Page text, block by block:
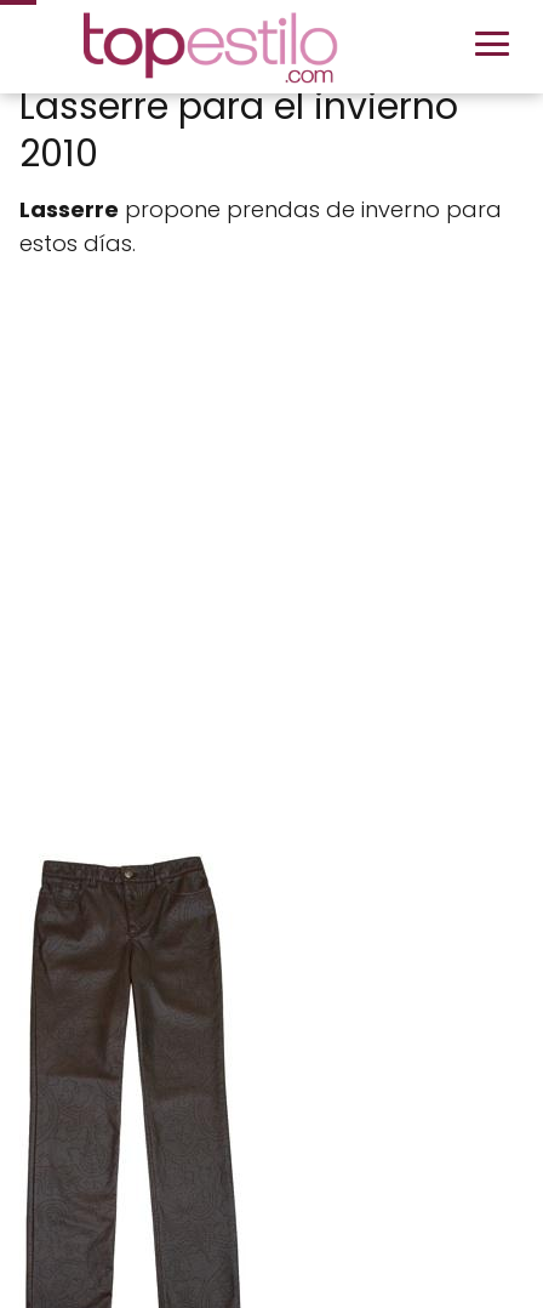
Lasserre para el invierno
2010
Lasserre propone prendas de inverno para
estos días.